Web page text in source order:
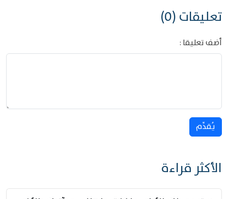
تعليقات (0)
أضف تعليقا :
يُقدِّم
الأكثر قراءة